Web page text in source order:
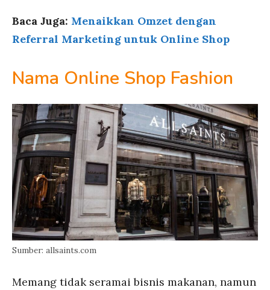
Baca Juga: Menaikkan Omzet dengan
Referral Marketing untuk Online Shop
Nama Online Shop Fashion
Sumber: allsaints.com
Memang tidak seramai bisnis makanan, namun